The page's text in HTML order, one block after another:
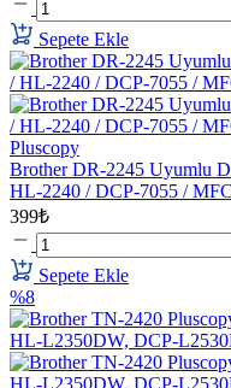
Sepete Ekle
Pluscopy
Brother DR-2245 Uyumlu
HL-2240 / DCP-7055 /
399₺
Sepete Ekle
%8